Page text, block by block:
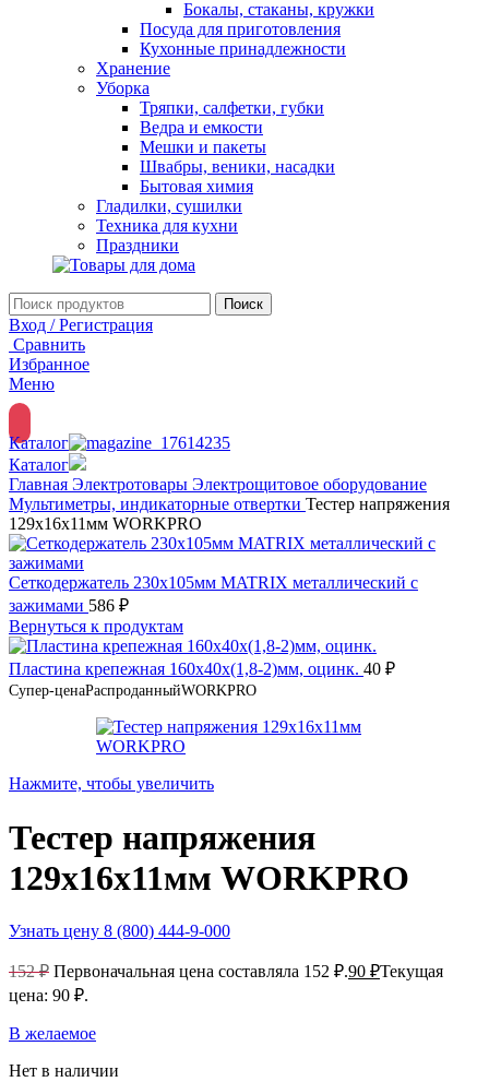
Бокалы, стаканы, кружки
Посуда для приготовления
Кухонные принадлежности
Хранение
Уборка
Тряпки, салфетки, губки
Ведра и емкости
Мешки и пакеты
Швабры, веники, насадки
Бытовая химия
Гладилки, сушилки
Техника для кухни
Праздники
Поиск
Вход / Регистрация
Сравнить
Избранное
Меню
Каталог
Каталог
Главная Электротовары Электрощитовое оборудование
Мультиметры, индикаторные отвертки Тестер напряжения
129x16x11мм WORKPRO
Сеткодержатель 230х105мм MATRIX металлический с
зажимами 586 ₽
Вернуться к продуктам
Пластина крепежная 160х40х(1,8-2)мм, оцинк. 40 ₽
Супер-ценаРаспроданныйWORKPRO
Нажмите, чтобы увеличить
Тестер напряжения
129x16x11мм WORKPRO
Узнать цену 8 (800) 444-9-000
152₽ Первоначальная цена составляла 152 ₽.90 ₽Текущая
цена: 90 ₽.
В желаемое
Нет в наличии